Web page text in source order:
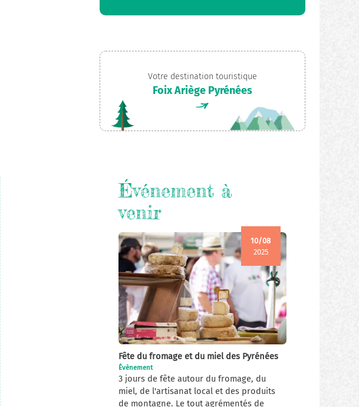
Votre destination touristique
Foix Ariège Pyrénées
Événement à
venir
10/08
2025
Fête du fromage et du miel des Pyrénées
Évènement
3 jours de fête autour du fromage, du
miel, de l'artisanat local et des produits
de montagne. Le tout agrémentés de